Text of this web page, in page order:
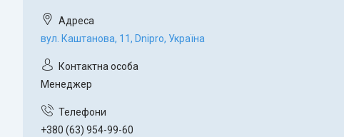
вул. Каштанова, 11, Dnipro, Україна
Менеджер
+380 (63) 954-99-60